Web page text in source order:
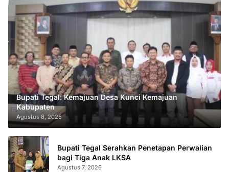
Bupati Tegal: Kemajuan Desa Kunci Kemajuan
Kabupaten
Agustus 8, 2026
Bupati Tegal Serahkan Penetapan Perwalian
bagi Tiga Anak LKSA
Agustus 7, 2026